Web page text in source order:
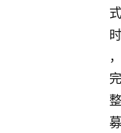
式
时
，
完
整
募